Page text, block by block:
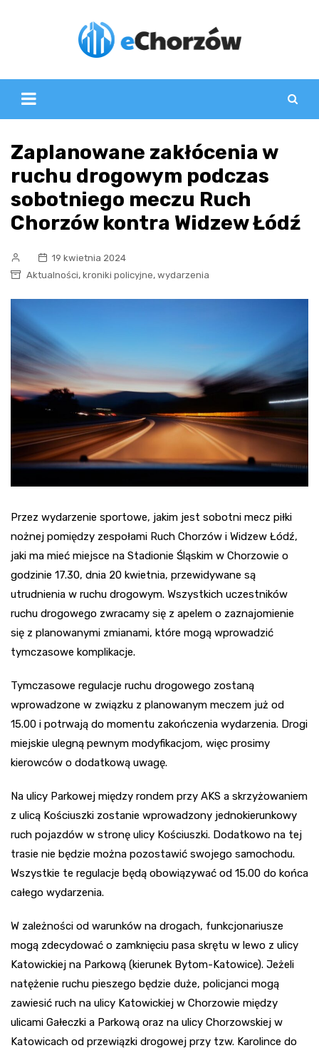
Zaplanowane zakłócenia w
ruchu drogowym podczas
sobotniego meczu Ruch
Chorzów kontra Widzew Łódź
19 kwietnia 2024
Aktualności, kroniki policyjne, wydarzenia
Przez wydarzenie sportowe, jakim jest sobotni mecz piłki
nożnej pomiędzy zespołami Ruch Chorzów i Widzew Łódź,
jaki ma mieć miejsce na Stadionie Śląskim w Chorzowie o
godzinie 17.30, dnia 20 kwietnia, przewidywane są
utrudnienia w ruchu drogowym. Wszystkich uczestników
ruchu drogowego zwracamy się z apelem o zaznajomienie
się z planowanymi zmianami, które mogą wprowadzić
tymczasowe komplikacje.
Tymczasowe regulacje ruchu drogowego zostaną
wprowadzone w związku z planowanym meczem już od
15.00 i potrwają do momentu zakończenia wydarzenia. Drogi
miejskie ulegną pewnym modyfikacjom, więc prosimy
kierowców o dodatkową uwagę.
Na ulicy Parkowej między rondem przy AKS a skrzyżowaniem
z ulicą Kościuszki zostanie wprowadzony jednokierunkowy
ruch pojazdów w stronę ulicy Kościuszki. Dodatkowo na tej
trasie nie będzie można pozostawić swojego samochodu.
Wszystkie te regulacje będą obowiązywać od 15.00 do końca
całego wydarzenia.
W zależności od warunków na drogach, funkcjonariusze
mogą zdecydować o zamknięciu pasa skrętu w lewo z ulicy
Katowickiej na Parkową (kierunek Bytom-Katowice). Jeżeli
natężenie ruchu pieszego będzie duże, policjanci mogą
zawiesić ruch na ulicy Katowickiej w Chorzowie między
ulicami Gałeczki a Parkową oraz na ulicy Chorzowskiej w
Katowicach od przewiązki drogowej przy tzw. Karolince do